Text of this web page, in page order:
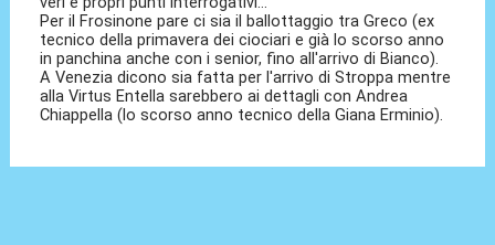
Per il Frosinone pare ci sia il ballottaggio tra Greco (ex
tecnico della primavera dei ciociari e già lo scorso anno
in panchina anche con i senior, fino all'arrivo di Bianco).
A Venezia dicono sia fatta per l'arrivo di Stroppa mentre
alla Virtus Entella sarebbero ai dettagli con Andrea
Chiappella (lo scorso anno tecnico della Giana Erminio).